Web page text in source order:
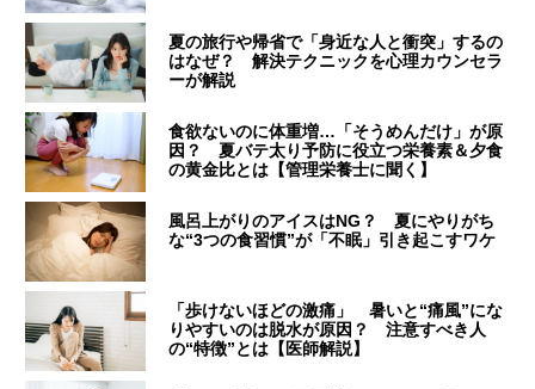
夏の旅行や帰省で「身近な人と衝突」するの
はなぜ？ 解決テクニックを心理カウンセラ
ーが解説
食欲ないのに体重増…「そうめんだけ」が原
因？ 夏バテ太り予防に役立つ栄養素＆夕食
の黄金比とは【管理栄養士に聞く】
風呂上がりのアイスはNG？ 夏にやりがち
な“3つの食習慣”が「不眠」引き起こすワケ
「歩けないほどの激痛」 暑いと“痛風”にな
りやすいのは脱水が原因？ 注意すべき人
の“特徴”とは【医師解説】